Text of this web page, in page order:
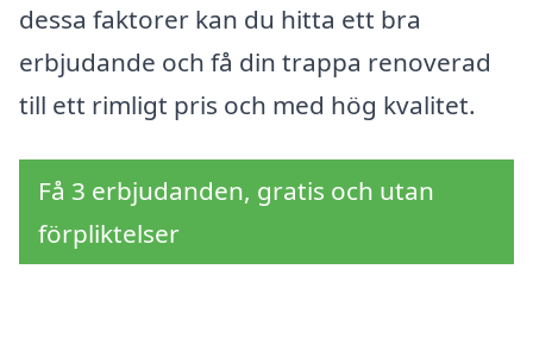
dessa faktorer kan du hitta ett bra
erbjudande och få din trappa renoverad
till ett rimligt pris och med hög kvalitet.
Få 3 erbjudanden, gratis och utan
förpliktelser